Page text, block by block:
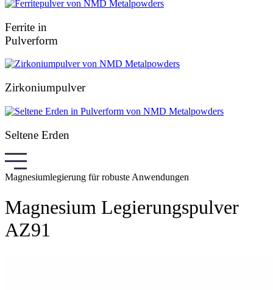
Ferrite in
Pulverform
Zirkoniumpulver
Seltene Erden
Magnesiumlegierung für robuste Anwendungen
Magnesium Legierungspulver
AZ91